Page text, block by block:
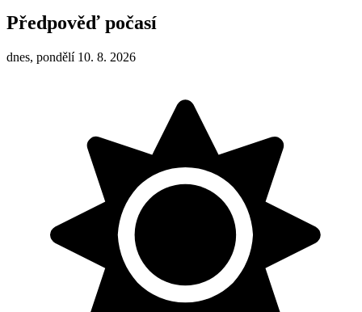
Předpověď počasí
dnes, pondělí 10. 8. 2026